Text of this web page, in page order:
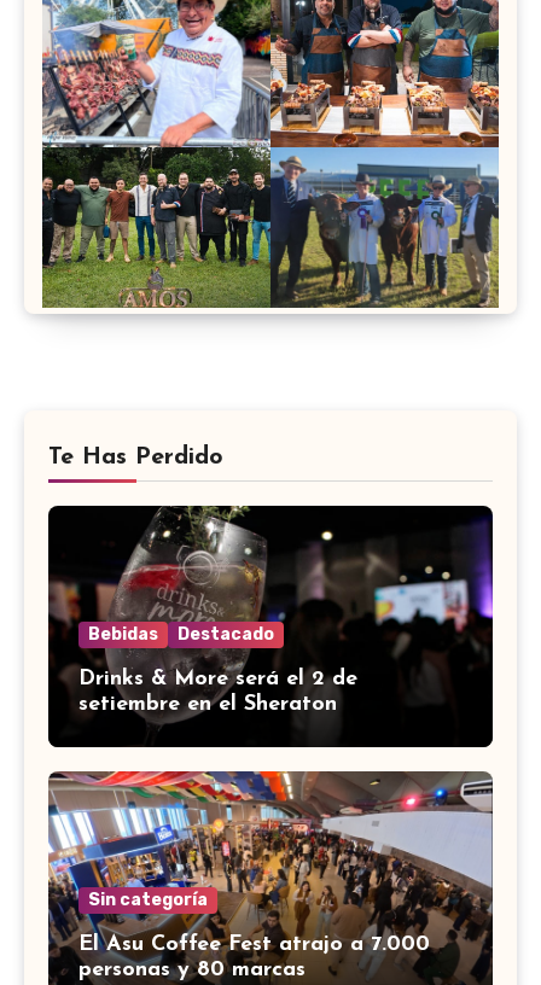
Te Has Perdido
Bebidas Destacado
Drinks & More será el 2 de
setiembre en el Sheraton
Sin categoría
El Asu Coffee Fest atrajo a 7.000
personas y 80 marcas